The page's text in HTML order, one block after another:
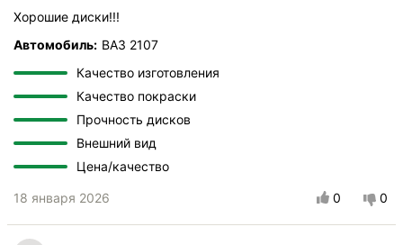
Хорошие диски!!!
Автомобиль: ВАЗ 2107
Качество изготовления
Качество покраски
Прочность дисков
Внешний вид
Цена/качество
18 января 2026 0 0